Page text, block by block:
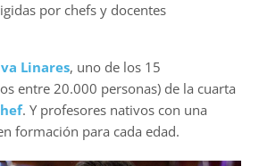
por chefs y docentes
Linares, uno de los 15
entre 20.000 personas) de la cuarta
. Y profesores nativos con una
formación para cada edad.